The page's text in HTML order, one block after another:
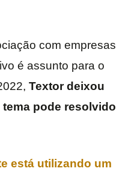
com empresas
é assunto para o
Textor deixou
pode resolvido
está utilizando um